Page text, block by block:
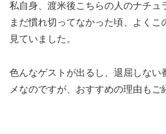
私自身、渡米後こちらの人のナチュ
まだ慣れ切ってなかった頃、よくこ
見ていました。
色んなゲストが出るし、退屈しない
メなのですが、おすすめの理由もご